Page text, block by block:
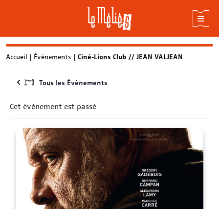
Skip
content
Accueil | Évènements | Ciné-Lions Club // JEAN VALJEAN
Tous les Évènements
Cet évènement est passé